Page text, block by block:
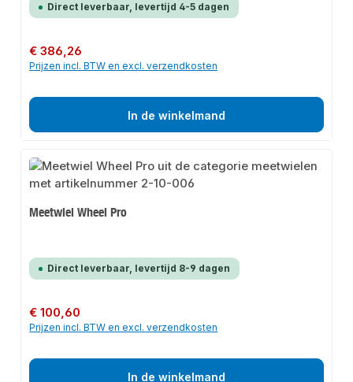
Direct leverbaar, levertijd 4-5 dagen
Normale prijs:
€ 386,26
Prijzen incl. BTW en excl. verzendkosten
In de winkelmand
Meetwiel Wheel Pro
Direct leverbaar, levertijd 8-9 dagen
Normale prijs:
€ 100,60
Prijzen incl. BTW en excl. verzendkosten
In de winkelmand